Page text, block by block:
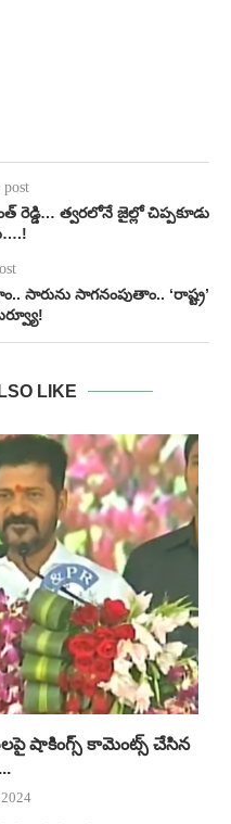
post
రెడ్డి… త్వరలోనే జైల్లో చిప్పకూడు
సారును సాగనంపుతాం.. ‘రాష్ట్ర’
LIKE
షాకింగ్స్ కామెంట్స్ చేసిన